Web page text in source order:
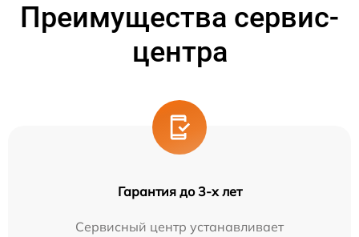
Преимущества сервис-
центра
Гарантия до 3-х лет
Сервисный центр устанавливает